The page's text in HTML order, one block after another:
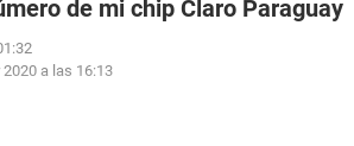
de mi chip Claro Paraguay
2020 a las 16:13